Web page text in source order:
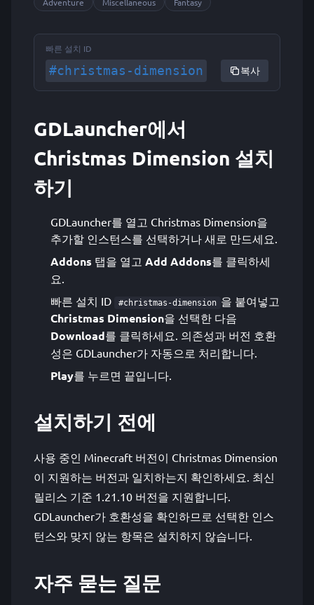
빠른 설치 ID
#christmas-dimension 복사
GDLauncher에서
Christmas Dimension 설치
하기
GDLauncher를 열고 Christmas Dimension을
추가할 인스턴스를 선택하거나 새로 만드세요.
Addons 탭을 열고 Add Addons를 클릭하세
요.
빠른 설치 ID
#christmas-dimension 을 붙여넣고
Christmas Dimension을 선택한 다음
Download를 클릭하세요. 의존성과 버전 호환
성은 GDLauncher가 자동으로 처리합니다.
Play를 누르면 끝입니다.
설치하기 전에
사용 중인 Minecraft 버전이 Christmas Dimension
이 지원하는 버전과 일치하는지 확인하세요. 최신
릴리스 기준 1.21.10 버전을 지원합니다.
GDLauncher가 호환성을 확인하므로 선택한 인스
턴스와 맞지 않는 항목은 설치하지 않습니다.
자주 묻는 질문